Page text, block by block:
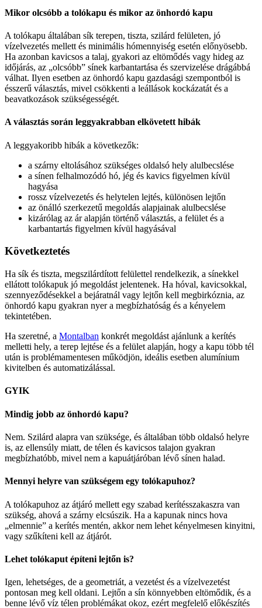
Mikor olcsóbb a tolókapu és mikor az önhordó kapu
A tolókapu általában sík terepen, tiszta, szilárd felületen, jó
vízelvezetés mellett és minimális hómennyiség esetén előnyösebb.
Ha azonban kavicsos a talaj, gyakori az eltömődés vagy hideg az
időjárás, az „olcsóbb” sínek karbantartása és szervizelése drágábbá
válhat. Ilyen esetben az önhordó kapu gazdasági szempontból is
ésszerű választás, mivel csökkenti a leállások kockázatát és a
beavatkozások szükségességét.
A választás során leggyakrabban elkövetett hibák
A leggyakoribb hibák a következők:
a szárny eltolásához szükséges oldalsó hely alulbecslése
a sínen felhalmozódó hó, jég és kavics figyelmen kívül
hagyása
rossz vízelvezetés és helytelen lejtés, különösen lejtőn
az önálló szerkezetű megoldás alapjainak alulbecslése
kizárólag az ár alapján történő választás, a felület és a
karbantartás figyelmen kívül hagyásával
Következtetés
Ha sík és tiszta, megszilárdított felülettel rendelkezik, a sínekkel
ellátott tolókapuk jó megoldást jelentenek. Ha hóval, kavicsokkal,
szennyeződésekkel a bejáratnál vagy lejtőn kell megbirkóznia, az
önhordó kapu gyakran nyer a megbízhatóság és a kényelem
tekintetében.
Ha szeretné, a Montalban konkrét megoldást ajánlunk a kerítés
melletti hely, a terep lejtése és a felület alapján, hogy a kapu több tél
után is problémamentesen működjön, ideális esetben alumínium
kivitelben és automatizálással.
GYIK
Mindig jobb az önhordó kapu?
Nem. Szilárd alapra van szüksége, és általában több oldalsó helyre
is, az ellensúly miatt, de télen és kavicsos talajon gyakran
megbízhatóbb, mivel nem a kapuátjáróban lévő sínen halad.
Mennyi helyre van szükségem egy tolókapuhoz?
A tolókapuhoz az átjáró mellett egy szabad kerítésszakaszra van
szükség, ahová a szárny elcsúszik. Ha a kapunak nincs hova
„elmennie” a kerítés mentén, akkor nem lehet kényelmesen kinyitni,
vagy szűkíteni kell az átjárót.
Lehet tolókaput építeni lejtőn is?
Igen, lehetséges, de a geometriát, a vezetést és a vízelvezetést
pontosan meg kell oldani. Lejtőn a sín könnyebben eltömődik, és a
benne lévő víz télen problémákat okoz, ezért megfelelő előkészítés